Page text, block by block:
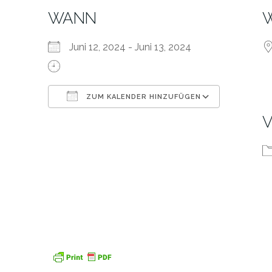
WANN
Juni 12, 2024 - Juni 13, 2024
ZUM KALENDER HINZUFÜGEN
Google